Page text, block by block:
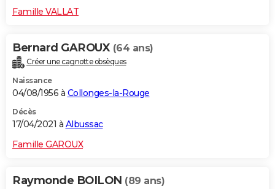
Famille VALLAT
Bernard GAROUX (64 ans)
Créer une cagnotte obsèques
Naissance
04/08/1956 à Collonges-la-Rouge
Décès
17/04/2021 à Albussac
Famille GAROUX
Raymonde BOILON (89 ans)